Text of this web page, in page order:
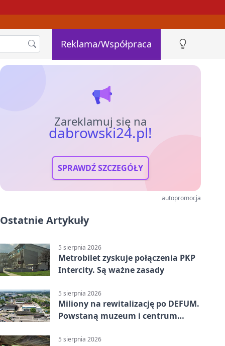
Reklama/Współpraca
Zareklamuj się na
dabrowski24.pl!
SPRAWDŹ SZCZEGÓŁY
autopromocja
Ostatnie Artykuły
5 sierpnia 2026
Metrobilet zyskuje połączenia PKP
Intercity. Są ważne zasady
5 sierpnia 2026
Miliony na rewitalizację po DEFUM.
Powstaną muzeum i centrum
5 sierpnia 2026